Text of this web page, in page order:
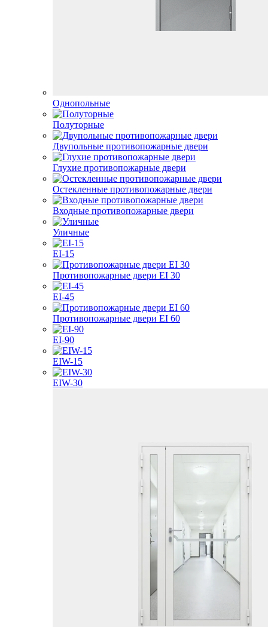
Однопольные
Полуторные
Двупольные противопожарные двери
Глухие противопожарные двери
Остекленные противопожарные двери
Входные противопожарные двери
Уличные
EI-15
Противопожарные двери EI 30
EI-45
Противопожарные двери EI 60
EI-90
EIW-15
EIW-30